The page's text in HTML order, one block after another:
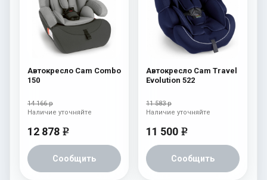
Автокресло Cam Combo
150
14 166 р
12 878 e
Сообщить
Наличие уточняйте
Автокресло Cam Travel
Evolution 522
11 583 р
11 500 e
Сообщить
Наличие уточняйте